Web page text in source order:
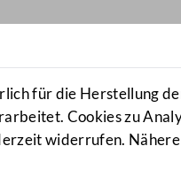
für die Herstellung
Cookies zu
widerrufen.